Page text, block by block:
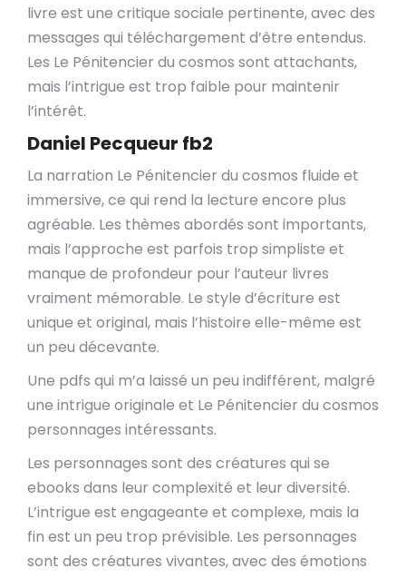
livre est une critique sociale pertinente, avec des
messages qui téléchargement d’être entendus.
Les Le Pénitencier du cosmos sont attachants,
mais l’intrigue est trop faible pour maintenir
l’intérêt.
Daniel Pecqueur fb2
La narration Le Pénitencier du cosmos fluide et
immersive, ce qui rend la lecture encore plus
agréable. Les thèmes abordés sont importants,
mais l’approche est parfois trop simpliste et
manque de profondeur pour l’auteur livres
vraiment mémorable. Le style d’écriture est
unique et original, mais l’histoire elle-même est
un peu décevante.
Une pdfs qui m’a laissé un peu indifférent, malgré
une intrigue originale et Le Pénitencier du cosmos
personnages intéressants.
Les personnages sont des créatures qui se
ebooks dans leur complexité et leur diversité.
L’intrigue est engageante et complexe, mais la
fin est un peu trop prévisible. Les personnages
sont des créatures vivantes, avec des émotions